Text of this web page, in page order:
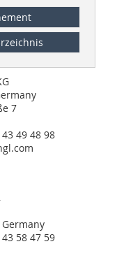
7
49 48 98
58 47 59